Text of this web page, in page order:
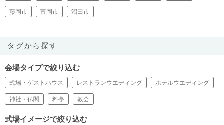
藤岡市 富岡市 沼田市
タグから探す
会場タイプで絞り込む
式場・ゲストハウス レストランウエディング ホテルウエディング
神社・仏閣 料亭 教会
式場イメージで絞り込む